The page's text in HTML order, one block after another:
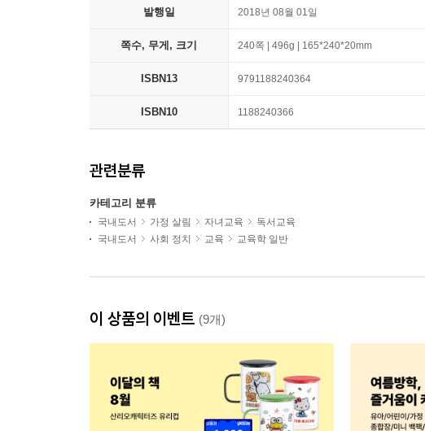
발행일 2018년 08월 01일
쪽수, 무게, 크기 240쪽 | 496g | 165*240*20mm
ISBN13 9791188240364
ISBN10 1188240366
관련분류
카테고리 분류
국내도서 가정 살림 자녀교육
독서교육
국내도서
사회 정치 교육 교육학 일반
이 상품의 이벤트 (9개)